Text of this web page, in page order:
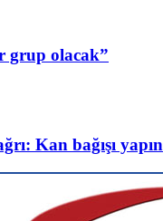
grup olacak”
Kan bağışı yapın